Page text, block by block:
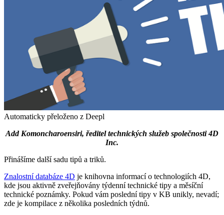
Automaticky přeloženo z Deepl
Add Komoncharoensiri, ředitel technických služeb společnosti 4D
Inc.
Přinášíme další sadu tipů a triků.
Znalostní databáze 4D je knihovna informací o technologiích 4D,
kde jsou aktivně zveřejňovány týdenní technické tipy a měsíční
technické poznámky. Pokud vám poslední tipy v KB unikly, nevadí;
zde je kompilace z několika posledních týdnů.